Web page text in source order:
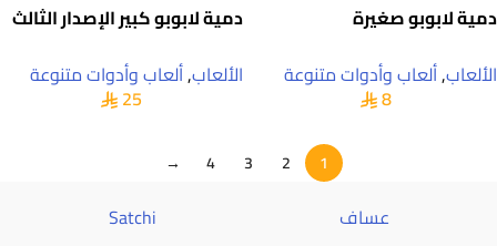
دمية لابوبو صغيرة
الألعاب,ألعاب وأدوات متنوعة
8
دمية لابوبو كبير الإصدار الثالث
الألعاب,ألعاب وأدوات متنوعة
25
1
2
3
4
→
عساف Satchi